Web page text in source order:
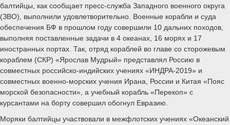
балтийцы, как сообщает пресс-служба Западного военного округа
(ЗВО), выполнили удовлетворительно. Военные корабли и суда
обеспечения БФ в прошлом году совершили 10 дальних походов,
выполняя поставленные задачи в 4 океанах, 16 морях и 17
иностранных портах. Так, отряд кораблей во главе со сторожевым
кораблем (СКР) «Ярослав Мудрый» представлял Россию в
совместных российско-индийских учениях «ИНДРА-2019» и
совместных военно-морских учения Ирана, России и Китая «Пояс
морской безопасности», а учебный корабль «Перекоп» с
курсантами на борту совершил обогнул Евразию.
Моряки балтийцы участвовали в межфлотских учениях «Океанский